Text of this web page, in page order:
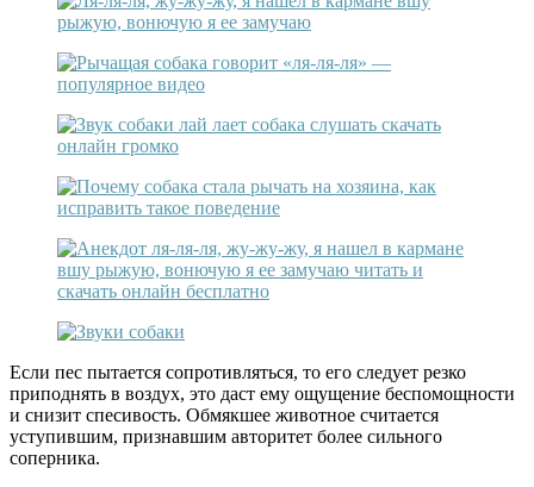
Если пес пытается сопротивляться, то его следует резко
приподнять в воздух, это даст ему ощущение беспомощности
и снизит спесивость. Обмякшее животное считается
уступившим, признавшим авторитет более сильного
соперника.